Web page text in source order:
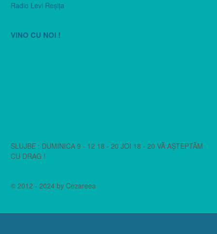
Radio Levi Reşiţa
VINO CU NOI !
SLUJBE : DUMINICA 9 - 12 18 - 20 JOI 18 - 20 VĂ AȘTEPTĂM
CU DRAG !
© 2012 - 2024 by Cezareea